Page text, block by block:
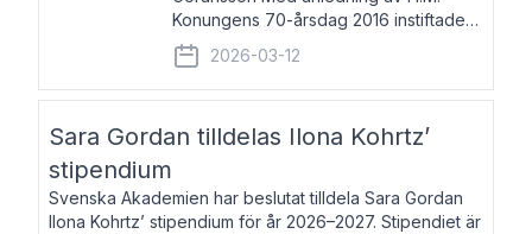
Konungens 70-årsdag 2016 instiftade
fem av de kungliga akademierna det så
kallade Bernadotteprogrammet med
syfte att genom stipendier erbjuda stöd
2026-03-12
Sara Gordan tilldelas Ilona Kohrtz’
stipendium
Svenska Akademien har beslutat tilldela Sara Gordan
Ilona Kohrtz’ stipendium för år 2026–2027. Stipendiet är